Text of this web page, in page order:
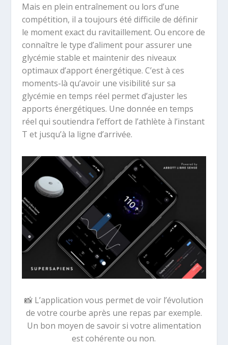
Mais en plein entraînement ou lors d’une
compétition, il a toujours été difficile de définir
le moment exact du ravitaillement. Ou encore de
connaître le type d’aliment pour assurer une
glycémie stable et maintenir des niveaux
optimaux d’apport énergétique. C’est à ces
moments-là qu’avoir une visibilité sur sa
glycémie en temps réel permet d’ajuster les
apports énergétiques. Une donnée en temps
réel qui soutiendra l’effort de l’athlète à l’instant
T et jusqu’à la ligne d’arrivée.
📸 L’application vous permet de voir l’évolution
de votre courbe après une repas par exemple.
Un bon moyen de savoir si votre alimentation
est cohérente ou non.